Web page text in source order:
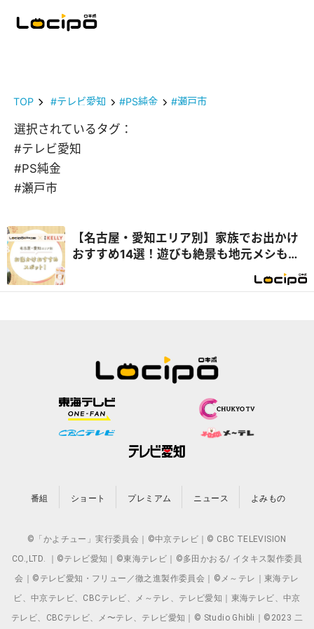
TOP #テレビ愛知 #PS純金 #瀬戸市
選択されているタグ：
#テレビ愛知
#PS純金
#瀬戸市
【名古屋・愛知エリア別】家族でお出かけ
おすすめ14選！遊びも絶景も地元メシも満
番組 ショート プレミアム ニュース よみもの
©「かよチュー」実行委員会｜©中京テレビ｜© CBC TELEVISION
CO.,LTD. ｜©テレビ愛知｜©東海テレビ｜©多田かおる/ イタキス製作委員
会｜©テレビ愛知・フリュー／徹之進製作委員会｜©メ～テレ｜東海テレ
ビ、中京テレビ、CBCテレビ、メ～テレ、テレビ愛知｜東海テレビ、中京
テレビ、CBCテレビ、メ〜テレ、テレビ愛知｜© Studio Ghibli｜©2023 二